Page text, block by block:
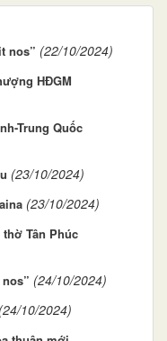
nos” (22/10/2024)
HĐGM
Trung Quốc
(23/10/2024)
(23/10/2024)
Tân Phúc
(24/10/2024)
(24/10/2024)